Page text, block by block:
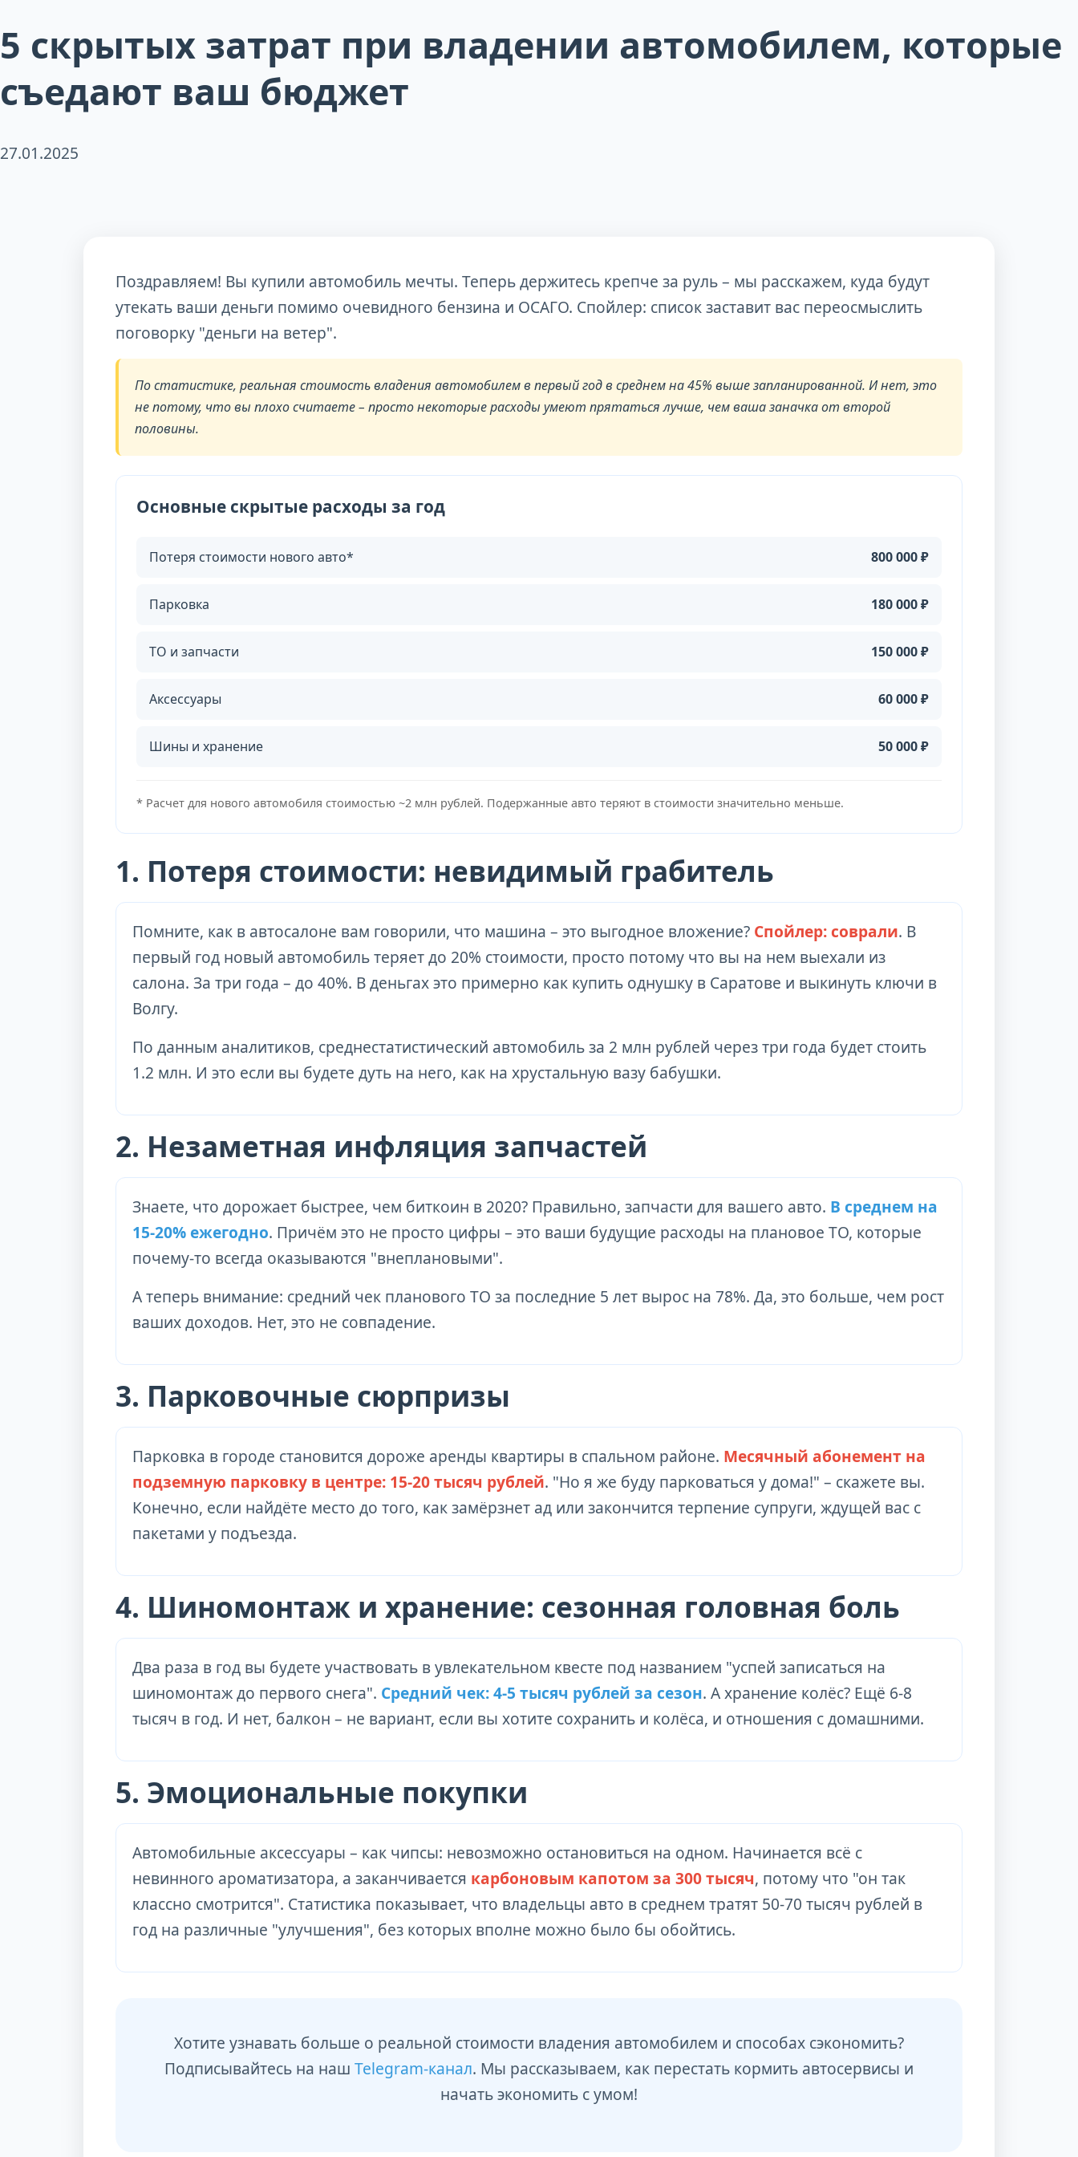
5 скрытых затрат при владении автомобилем, которые
съедают ваш бюджет
27.01.2025
Поздравляем! Вы купили автомобиль мечты. Теперь держитесь крепче за руль – мы расскажем, куда будут
утекать ваши деньги помимо очевидного бензина и ОСАГО. Спойлер: список заставит вас переосмыслить
поговорку "деньги на ветер".
По статистике, реальная стоимость владения автомобилем в первый год в среднем на 45% выше запланированной. И нет, это
не потому, что вы плохо считаете – просто некоторые расходы умеют прятаться лучше, чем ваша заначка от второй
половины.
Основные скрытые расходы за год
Потеря стоимости нового авто* 800 000 ₽
Парковка 180 000 ₽
ТО и запчасти 150 000 ₽
Аксессуары 60 000 ₽
Шины и хранение 50 000 ₽
* Расчет для нового автомобиля стоимостью ~2 млн рублей. Подержанные авто теряют в стоимости значительно меньше.
1. Потеря стоимости: невидимый грабитель
Помните, как в автосалоне вам говорили, что машина – это выгодное вложение? Спойлер: соврали. В
первый год новый автомобиль теряет до 20% стоимости, просто потому что вы на нем выехали из
салона. За три года – до 40%. В деньгах это примерно как купить однушку в Саратове и выкинуть ключи в
Волгу.
По данным аналитиков, среднестатистический автомобиль за 2 млн рублей через три года будет стоить
1.2 млн. И это если вы будете дуть на него, как на хрустальную вазу бабушки.
2. Незаметная инфляция запчастей
Знаете, что дорожает быстрее, чем биткоин в 2020? Правильно, запчасти для вашего авто. В среднем на
15-20% ежегодно. Причём это не просто цифры – это ваши будущие расходы на плановое ТО, которые
почему-то всегда оказываются "внеплановыми".
А теперь внимание: средний чек планового ТО за последние 5 лет вырос на 78%. Да, это больше, чем рост
ваших доходов. Нет, это не совпадение.
3. Парковочные сюрпризы
Парковка в городе становится дороже аренды квартиры в спальном районе. Месячный абонемент на
подземную парковку в центре: 15-20 тысяч рублей. "Но я же буду парковаться у дома!" – скажете вы.
Конечно, если найдёте место до того, как замёрзнет ад или закончится терпение супруги, ждущей вас с
пакетами у подъезда.
4. Шиномонтаж и хранение: сезонная головная боль
Два раза в год вы будете участвовать в увлекательном квесте под названием "успей записаться на
шиномонтаж до первого снега". Средний чек: 4-5 тысяч рублей за сезон. А хранение колёс? Ещё 6-8
тысяч в год. И нет, балкон – не вариант, если вы хотите сохранить и колёса, и отношения с домашними.
5. Эмоциональные покупки
Автомобильные аксессуары – как чипсы: невозможно остановиться на одном. Начинается всё с
невинного ароматизатора, а заканчивается карбоновым капотом за 300 тысяч, потому что "он так
классно смотрится". Статистика показывает, что владельцы авто в среднем тратят 50-70 тысяч рублей в
год на различные "улучшения", без которых вполне можно было бы обойтись.
Хотите узнавать больше о реальной стоимости владения автомобилем и способах сэкономить?
Подписывайтесь на наш Telegram-канал. Мы рассказываем, как перестать кормить автосервисы и
начать экономить с умом!